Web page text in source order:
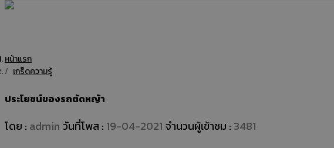
หน้าแรก
เกร็ดความรู้
ประโยชน์ของรถตัดหญ้า
โดย : admin วันที่โพส : 19-04-2021 จำนวนผู้เข้าชม : 3481